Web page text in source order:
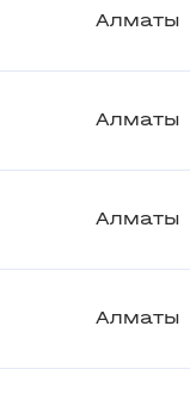
Алматы
Алматы
Алматы
Алматы